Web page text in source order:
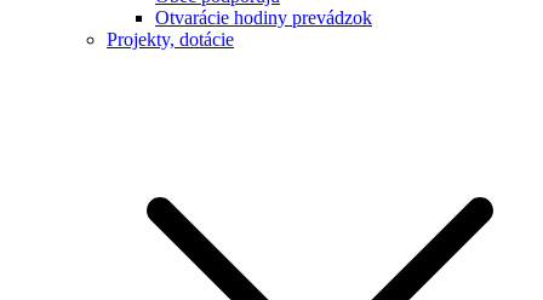
Otvarácie hodiny prevádzok
Projekty, dotácie